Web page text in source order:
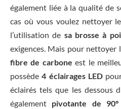
également liée à la qualité de
cas où vous voulez nettoyer
l’utilisation de sa brosse à
exigences. Mais pour nettoyer
fibre de carbone est le
possède 4 éclairages LED
éclairés tels que les dessous
également pivotante de